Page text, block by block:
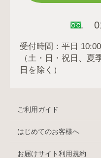
受付時間：平日
（土・日・祝日、夏
日を除く）
ご利用ガイド
はじめてのお客様へ
お届けサイト利用規約